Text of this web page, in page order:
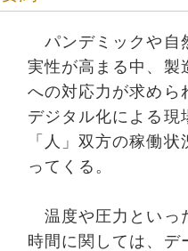
パンデミックや自
実性が高まる中、製
への対応力が求めら
デジタル化による現
「人」双方の稼働
ってくる。
温度や圧力といっ
時間に関しては、デ